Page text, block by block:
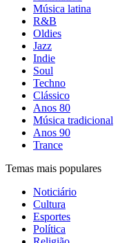
Música latina
R&B
Oldies
Jazz
Indie
Soul
Techno
Clássico
Anos 80
Música tradicional
Anos 90
Trance
Temas mais populares
Noticiário
Cultura
Esportes
Política